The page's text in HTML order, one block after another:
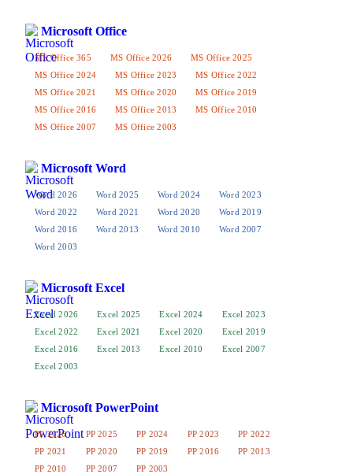
Microsoft Office
MS Office 365 MS Office 2026
MS Office 2025
MS Office 2024
MS Office 2023
MS Office 2022
MS Office 2021
MS Office 2020
MS Office 2019
MS Office 2016
MS Office 2013
MS Office 2010
MS Office 2007
MS Office 2003
Microsoft Word
Word 2026 Word 2025 Word 2024
Word 2023
Word 2022
Word 2021 Word 2020
Word 2019
Word 2016
Word 2013 Word 2010
Word 2007
Word 2003
Microsoft Excel
Excel 2026 Excel 2025 Excel 2024
Excel 2023
Excel 2022
Excel 2021 Excel 2020
Excel 2019
Excel 2016
Excel 2013 Excel 2010
Excel 2007
Excel 2003
Microsoft PowerPoint
PP 2026 PP 2025 PP 2024 PP 2023
PP 2022
PP 2021
PP 2020 PP 2019 PP 2016
PP 2013
PP 2010
PP 2007 PP 2003